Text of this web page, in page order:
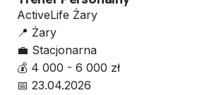
ActiveLife Żary
📍 Żary
💼 Stacjonarna
💰 4 000 - 6 000 zł
📅 23.04.2026